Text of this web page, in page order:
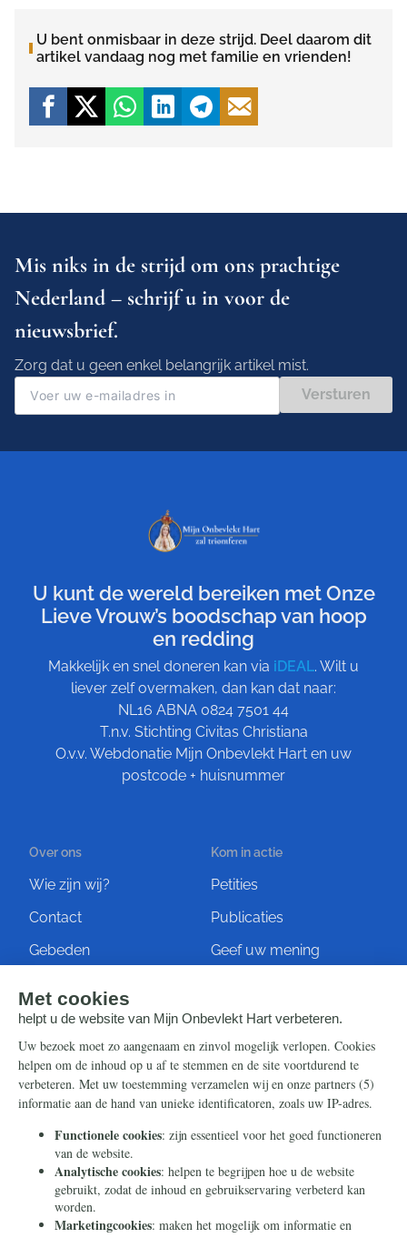
U bent onmisbaar in deze strijd. Deel daarom dit
artikel vandaag nog met familie en vrienden!
Mis niks in de strijd om ons prachtige
Nederland – schrijf u in voor de
nieuwsbrief.
Zorg dat u geen enkel belangrijk artikel mist.
Versturen
U kunt de wereld bereiken met Onze
Lieve Vrouw’s boodschap van hoop
en redding
Makkelijk en snel doneren kan via iDEAL. Wilt u
liever zelf overmaken, dan kan dat naar:
NL16 ABNA 0824 7501 44
T.n.v. Stichting Civitas Christiana
O.v.v. Webdonatie Mijn Onbevlekt Hart en uw
postcode + huisnummer
Over ons
Wie zijn wij?
Contact
Gebeden
Kom in actie
Petities
Publicaties
Geef uw mening
Steun ons
Nieuwsbrief
Eenmalig
Maandelijks
Periodiek
Nalaten
Info
Contact
Ontvang onze Telegram-
berichten